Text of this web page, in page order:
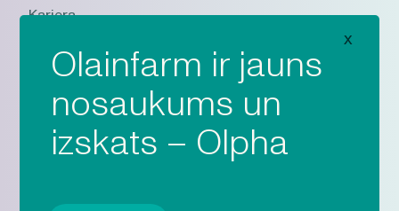
Adrese: Rūpnīcu iela 5, Olaine, Olaines novads, LV-
2114, Latvija
Telefons: (+371) 67013708
Karjera
x
Olainfarm ir jauns
nosaukums un
izskats – Olpha